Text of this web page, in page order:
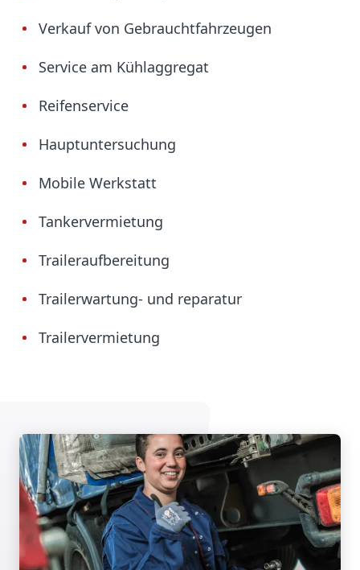
Verkauf von Gebrauchtfahrzeugen
Service am Kühlaggregat
Reifenservice
Hauptuntersuchung
Mobile Werkstatt
Tankervermietung
Traileraufbereitung
Trailerwartung- und reparatur
Trailervermietung